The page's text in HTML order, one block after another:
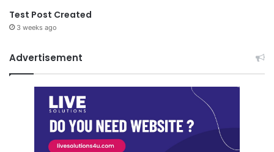
Test Post Created
3 weeks ago
Advertisement